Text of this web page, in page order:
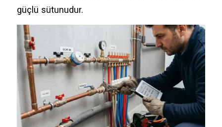
güçlü sütunudur.